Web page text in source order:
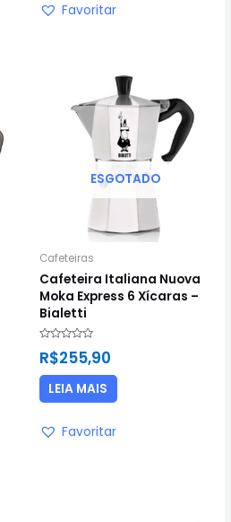
Favoritar
ESGOTADO
Cafeteiras
Cafeteira Italiana Nuova
Moka Express 6 Xícaras –
Bialetti
0
5
R$255,90
LEIA MAIS
Favoritar